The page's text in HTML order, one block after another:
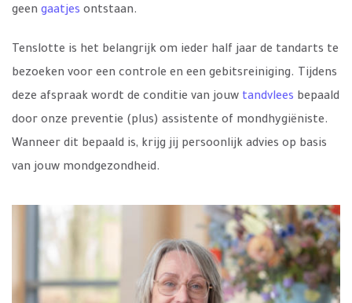
geen gaatjes ontstaan.
Tenslotte is het belangrijk om ieder half jaar de tandarts te
bezoeken voor een controle en een gebitsreiniging. Tijdens
deze afspraak wordt de conditie van jouw tandvlees bepaald
door onze preventie (plus) assistente of mondhygiëniste.
Wanneer dit bepaald is, krijg jij persoonlijk advies op basis
van jouw mondgezondheid.